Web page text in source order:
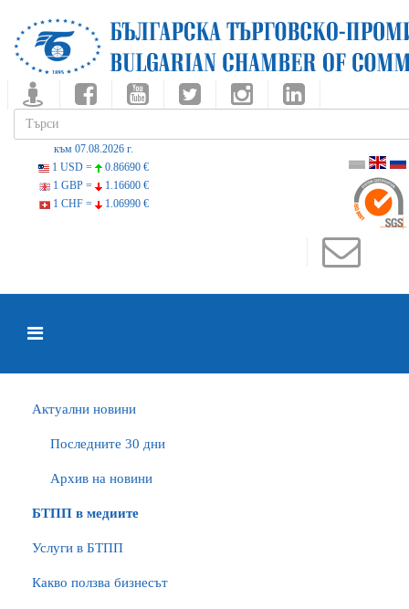
към 07.08.2026 г.
1 USD =
0.86690 €
1 GBP =
1.16600 €
1 CHF =
1.06990 €
Актуални новини
Последните 30 дни
Архив на новини
БTПП в медиите
Услуги в БТПП
Какво ползва бизнесът